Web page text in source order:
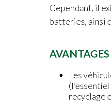
Cependant, il
batteries, ainsi
AVANTAGES
Les
recyclage